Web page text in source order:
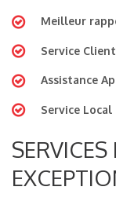
Meilleur
Service
Assistance
Service